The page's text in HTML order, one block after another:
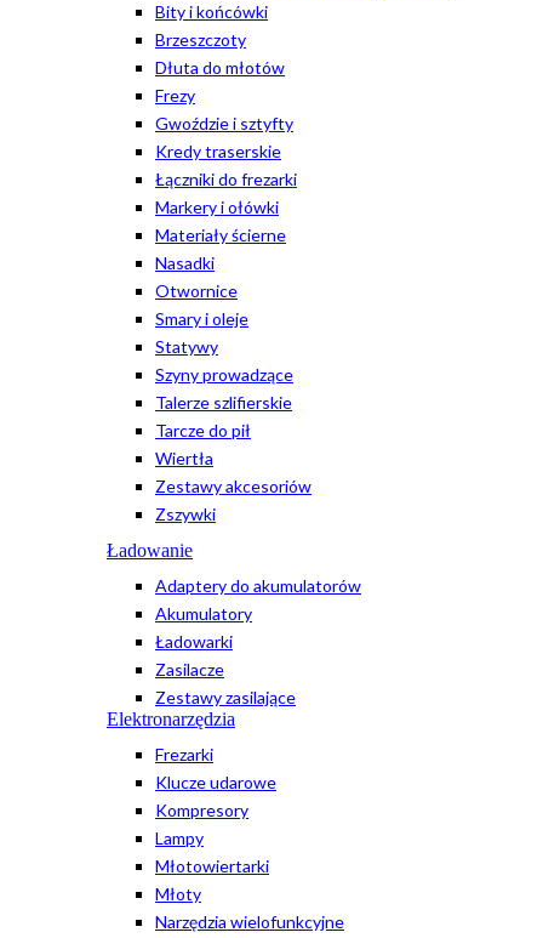
Bity i końcówki
Brzeszczoty
Dłuta do młotów
Frezy
Gwoździe i sztyfty
Kredy traserskie
Łączniki do frezarki
Markery i ołówki
Materiały ścierne
Nasadki
Otwornice
Smary i oleje
Statywy
Szyny prowadzące
Talerze szlifierskie
Tarcze do pił
Wiertła
Zestawy akcesoriów
Zszywki
Ładowanie
Adaptery do akumulatorów
Akumulatory
Ładowarki
Zasilacze
Zestawy zasilające
Elektronarzędzia
Frezarki
Klucze udarowe
Kompresory
Lampy
Młotowiertarki
Młoty
Narzędzia wielofunkcyjne